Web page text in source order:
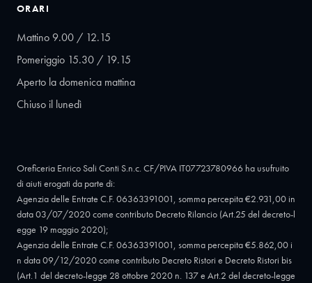
ORARI
Mattino 9.00 / 12.15
Pomeriggio 15.30 / 19.15
Aperto la domenica mattina
Chiuso il lunedì
Oreficeria Enrico Sali Conti S.n.c. CF/PIVA IT07723780966 ha usufruito
di aiuti erogati da parte di:
Agenzia delle Entrate C.F. 06363391001, somma percepita €2.931,00 in
data 03/07/2020 come contributo Decreto Rilancio (Art.25 del decreto-l
egge 19 maggio 2020);
Agenzia delle Entrate C.F. 06363391001, somma percepita €5.862,00 i
n data 09/12/2020 come contributo Decreto Ristori e Decreto Ristori bis
(Art.1 del decreto-legge 28 ottobre 2020 n. 137 e Art.2 del decreto-legge